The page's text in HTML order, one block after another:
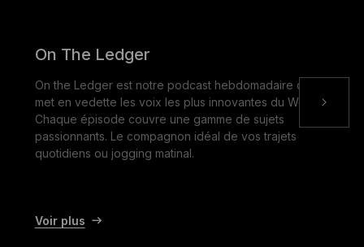
On The Ledger
On the Ledger est notre podcast hebdomadaire qui
met en vedette les voix les plus innovantes du Web3.
Chaque épisode couvre une gamme de sujets
passionnants. Le compagnon idéal de vos trajets
quotidiens ou jogging matinal.
Voir plus